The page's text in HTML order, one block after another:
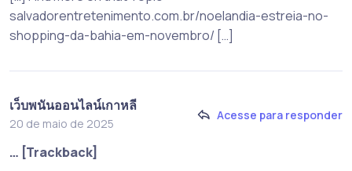
salvadorentretenimento.com.br/noelandia-estreia-no-
shopping-da-bahia-em-novembro/ […]
เว็บพนันออนไลน์เกาหลี
20 de maio de 2025
Acesse para responder
… [Trackback]